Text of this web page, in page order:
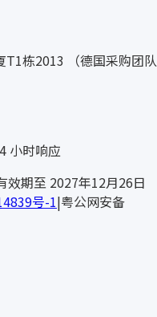
T1栋2013
（德国采购团队
小时响应
效期至 2027年12月26日
号-1|粤公网安备